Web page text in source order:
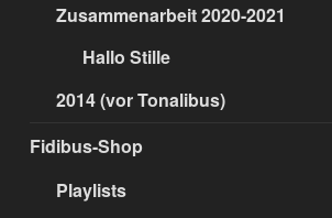
Zusammenarbeit 2020-2021
Hallo Stille
2014 (vor Tonalibus)
Fidibus-Shop
Playlists